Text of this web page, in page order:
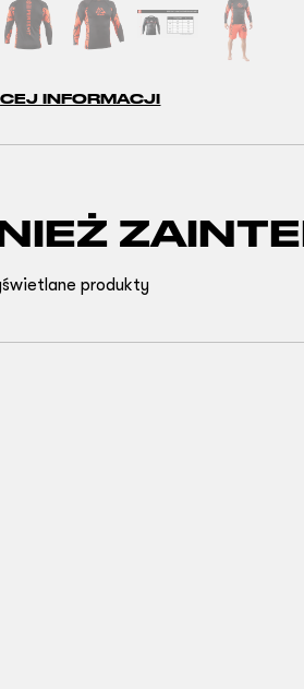
INFORMACJI
produkty